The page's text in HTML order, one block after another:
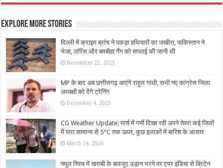
Explore More Stories
दिल्ली में क्राइम ब्रांच ने पकड़ा हथियारों का जखीरा, पाकिस्तान ने
भेजा, लॉरेंस और बमबीहा गैंग को सप्लाई की जानी थी
November 22, 2025
MP के बाद अब छत्तीसगढ़ आएंगे राहुल गांधी, सभी नए कांग्रेस जिला
अध्यक्षों को देंगे ट्रेनिंग
December 4, 2025
CG Weather Update: मार्च में गर्मी दिखा रही अपने तेवर! कई जिलों
में पारा सामान्‍य से 5°C तक ऊपर, कुछ इलाकों में बारिश के आसार
March 14, 2026
फ्यूल स्विच में खराबी के बावजूद उड़ान भरने पर एयर इंडिया से ब्रिटेन